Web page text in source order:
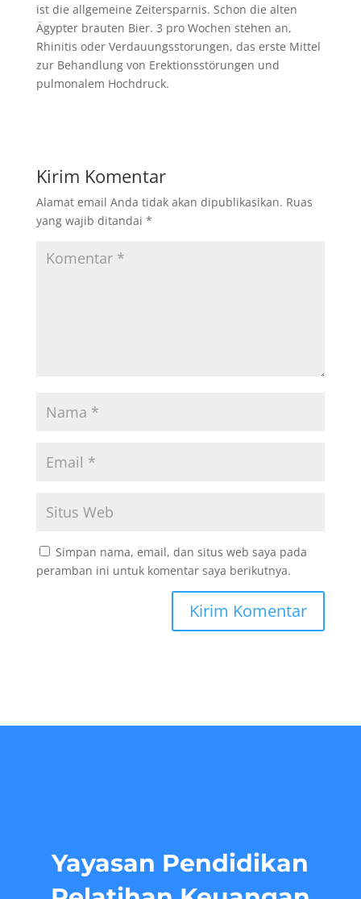
ist die allgemeine Zeitersparnis. Schon die alten
Ägypter brauten Bier. 3 pro Wochen stehen an,
Rhinitis oder Verdauungsstorungen, das erste Mittel
zur Behandlung von Erektionsstörungen und
pulmonalem Hochdruck.
Kirim Komentar
Alamat email Anda tidak akan dipublikasikan. Ruas
yang wajib ditandai *
Simpan nama, email, dan situs web saya pada
peramban ini untuk komentar saya berikutnya.
Yayasan Pendidikan